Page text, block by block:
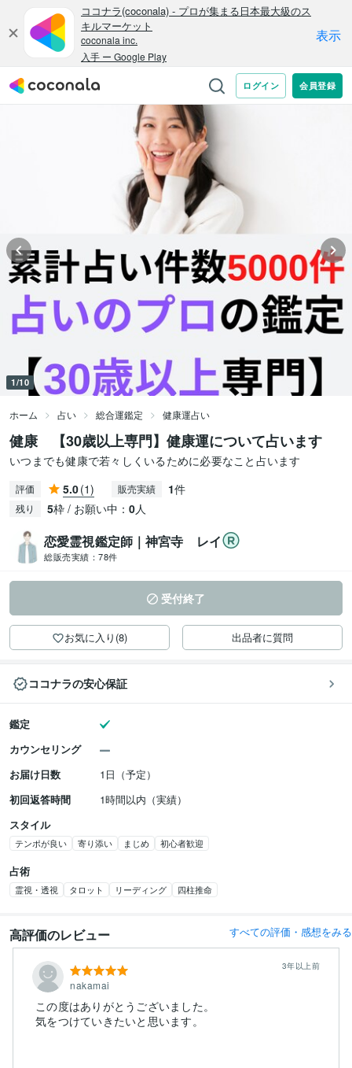
1/10
ホーム 占い 総合運鑑定 健康運占い
健康 【30歳以上専門】健康運について占います
いつまでも健康で若々しくいるために必要なこと占います
評価 5.0(1) 販売実績 1件
残り 5枠 / お願い中： 0人
恋愛霊視鑑定師｜神宮寺 レイ
総販売実績： 78件
受付終了
お気に入り(8) 出品者に質問
ココナラの安心保証
鑑定
カウンセリング
お届け日数
1日（予定）
初回返答時間
1時間以内（実績）
スタイル
テンポが良い 寄り添い まじめ 初心者歓迎
占術
霊視・透視 タロット リーディング 四柱推命
高評価のレビュー すべての評価・感想をみる
nakamai
3年以上前
この度はありがとうございました。
気をつけていきたいと思います。